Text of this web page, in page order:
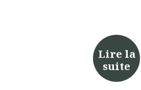
Lire la
suite